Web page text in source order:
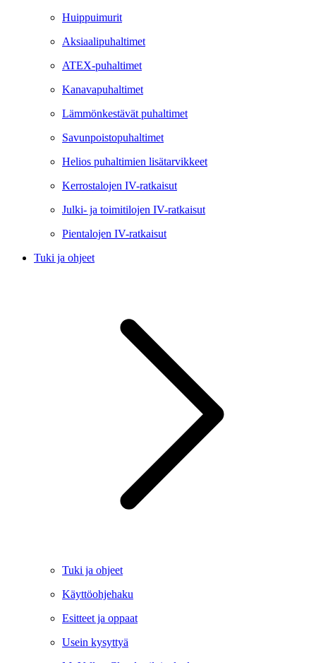
Huippuimurit
Aksiaalipuhaltimet
ATEX-puhaltimet
Kanavapuhaltimet
Lämmönkestävät puhaltimet
Savunpoistopuhaltimet
Helios puhaltimien lisätarvikkeet
Kerrostalojen IV-ratkaisut
Julki- ja toimitilojen IV-ratkaisut
Pientalojen IV-ratkaisut
Tuki ja ohjeet
Tuki ja ohjeet
Käyttöohjehaku
Esitteet ja oppaat
Usein kysyttyä